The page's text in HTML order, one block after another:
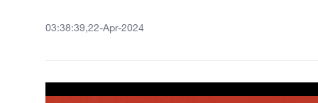
03:38:39,22-Apr-2024